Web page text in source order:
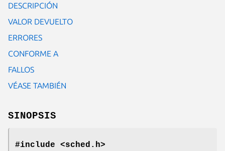
DESCRIPCIÓN
VALOR DEVUELTO
ERRORES
CONFORME A
FALLOS
VÉASE TAMBIÉN
SINOPSIS
#include <sched.h>